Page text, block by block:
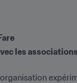
les